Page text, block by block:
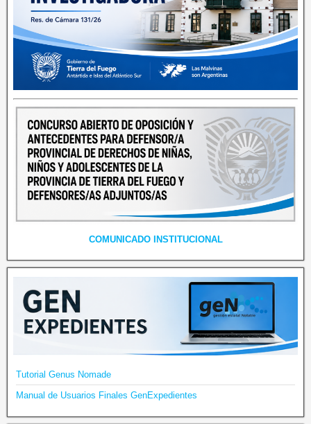
COMUNICADO INSTITUCIONAL
Tutorial Genus Nomade
Manual de Usuarios Finales GenExpedientes